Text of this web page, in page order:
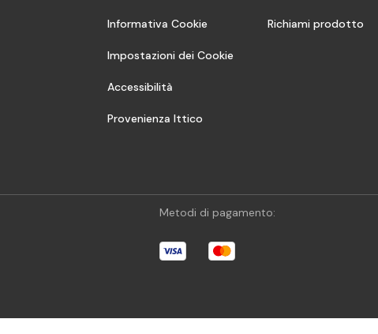
Informativa Cookie
Impostazioni dei Cookie
Accessibilità
Provenienza Ittico
Richiami prodotto
Metodi di pagamento: